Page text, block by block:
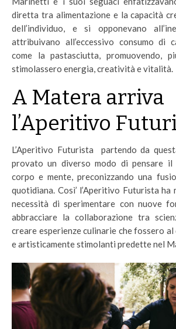
diretta tra alimentazione e la capacità
dell’individuo, e si opponevano
attribuivano all’eccessivo consumo di
come la pastasciutta, promuovendo,
stimolassero energia, creatività e vitalità.
A Matera arriva
l’Aperitivo
L’Aperitivo Futurista partendo da
provato un diverso modo di pensare
corpo e mente, preconizzando una
quotidiana. Così’ l’Aperitivo Futurista
necessità di sperimentare con nuove
abbracciare la collaborazione tra
creare esperienze culinarie che fossero
e artisticamente stimolanti predette nel